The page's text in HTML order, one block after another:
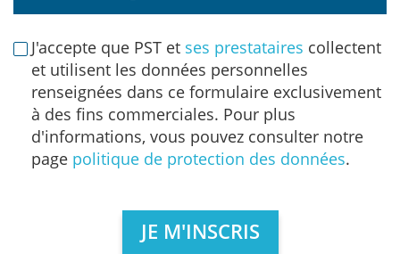
J'accepte que PST et ses prestataires collectent
et utilisent les données personnelles
renseignées dans ce formulaire exclusivement
à des fins commerciales. Pour plus
d'informations, vous pouvez consulter notre
page politique de protection des données.